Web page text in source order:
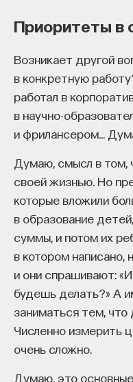
Приоритеты в
Возникает другой
в конкретную
работал в
в научно-
и фрилансером…
Думаю, смысл в том,
своей жизнью. Но
которые вложили
в образование
суммы, и потом их
в котором написано,
и они спрашивают:
будешь делать?» А
заниматься тем, что
Численно измерить
очень сложно.
Думаю, это
поступали на
я поняла, что очень
поступать на общую
не собираясь
Веков Западной
на кафедру, которая
истории
это было с тем, что
а тогда стали
Ленина — это
была
И мы с папой
то он мне на
собрание сочинений
Поступила, начала
веков близко не
в эту атмосферу